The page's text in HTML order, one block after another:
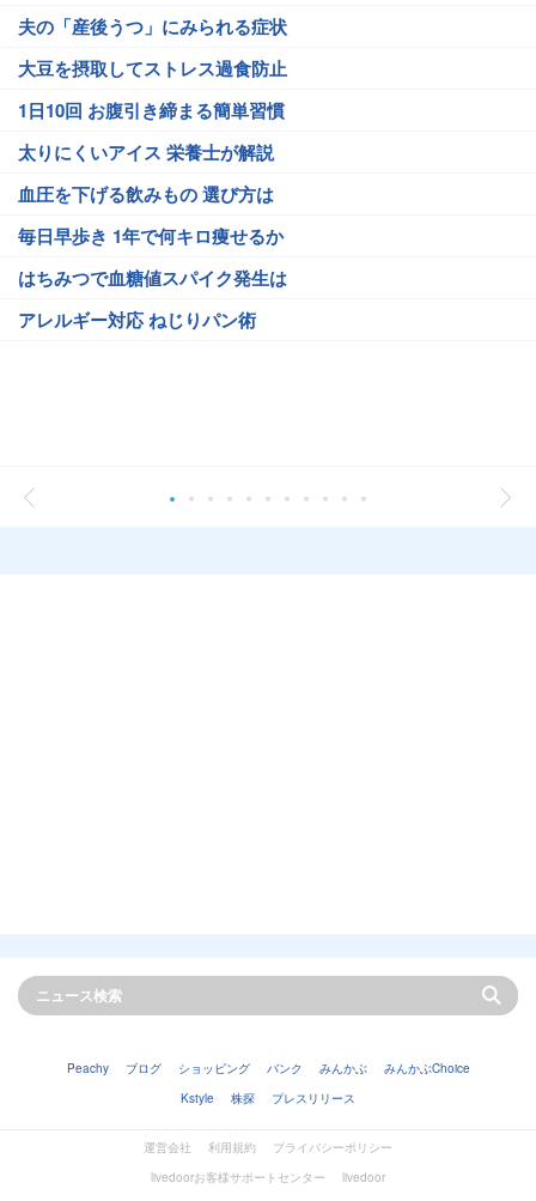
夫の「産後うつ」にみられる症状
大豆を摂取してストレス過食防止
1日10回 お腹引き締まる簡単習慣
太りにくいアイス 栄養士が解説
血圧を下げる飲みもの 選び方は
毎日早歩き 1年で何キロ痩せるか
はちみつで血糖値スパイク発生は
アレルギー対応 ねじりパン術
Peachy ブログ ショッピング バンク みんかぶ
みんかぶChoice
Kstyle
株探 プレスリリース
運営会社 利用規約
プライバシーポリシー
livedoorお客様サポートセンター
livedoor